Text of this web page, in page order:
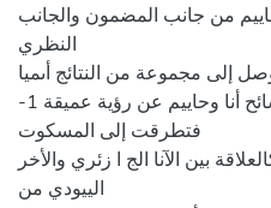
من جانب المضمون والجانب
النظري
إلى مجموعة من النتائج أىميا :
-1 تتحدث رواية لحبيب السائح أنا وحاييم عن رؤية عميقة
فتطرقت إلى المسكوت
بين الآنا الج ا زئري والأخر
الييودي من